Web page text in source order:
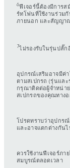
6ฟีเจอร์นี้ต้องมีการส
ร์ทโฟนที่ใช้งานร่วม
ภายนอก และสัญญา
7ไม่รองรับในรุ่นปลั๊ก
อุปกรณ์เสริมอาจมีค่
ตามสเปกรถ (รุ่นแล
กรุณาติดต่อผู้จำหน่า
สเปกรถของคุณทาง
โปรดทราบว่าอุปกร
และอาจแตกต่างกัน
ควรใช้งานฟีเจอร์ภ
สมบูรณ์ตลอดเวลา